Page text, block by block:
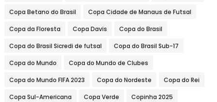
Copa Betano do Brasil Copa Cidade de Manaus de Futsal
Copa da Floresta Copa Davis Copa do Brasil
Copa do Brasil Sicredi de futsal Copa do Brasil Sub-17
Copa do Mundo Copa do Mundo de Clubes
Copa do Mundo FIFA 2023 Copa do Nordeste Copa do Rei
Copa Sul-Americana Copa Verde Copinha 2025